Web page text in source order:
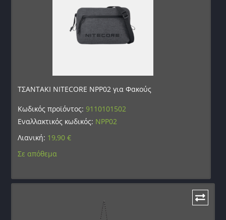
ΤΣΑΝΤΑΚΙ NITECORE NPP02 για Φακούς
Κωδικός προϊόντος:9110101502
Εναλλακτικός κωδικός: NPP02
Λιανική: 19,90€
Σε απόθεμα